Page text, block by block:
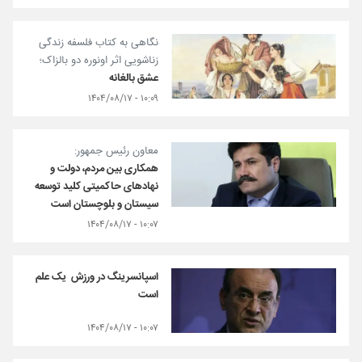
نگاهی به کتاب فلسفه زندگی
زناشویی اثر اونوره دو بالزاک؛
عشق بالغانه
۱۰:۰۹ - ۱۴۰۴/۰۸/۱۷
معاون رئیس جمهور:
همکاری بین مردم، دولت و
نهادهای حاکمیتی کلید توسعه
سیستان و بلوچستان است
۱۰:۰۷ - ۱۴۰۴/۰۸/۱۷
اسپانسرینگ در ورزش یک علم
است
۱۰:۰۷ - ۱۴۰۴/۰۸/۱۷